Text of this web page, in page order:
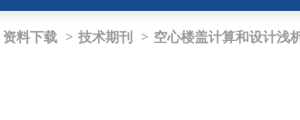
资料下载 > 技术期刊 > 空心楼盖计算和设计浅